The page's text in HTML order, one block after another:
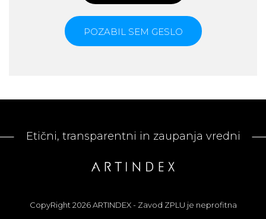
POZABIL SEM GESLO
Etični, transparentni in zaupanja vredni
CopyRight 2026 ARTINDEX - Zavod ZPLU je neprofitna